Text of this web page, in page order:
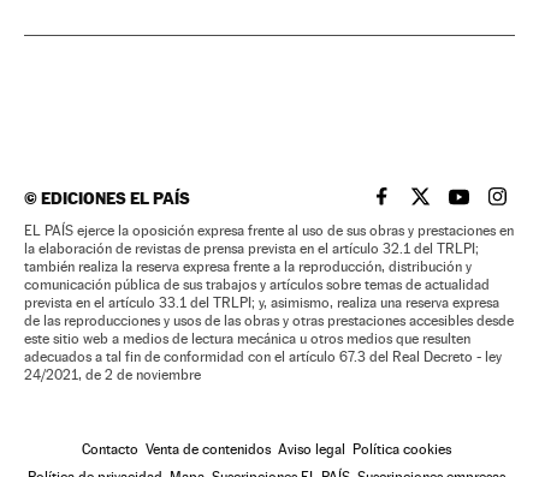
©EDICIONES EL PAÍS EL PAÍS BRASIL EN
EL PAÍSEL PAÍS
EL
EL PAÍS ejerce la oposición expresa frente al uso de sus obras y prestaciones en
la elaboración de revistas de prensa prevista en el artículo 32.1 del TRLPI;
también realiza la reserva expresa frente a la reproducción, distribución y
comunicación pública de sus trabajos y artículos sobre temas de actualidad
prevista en el artículo 33.1 del TRLPI; y, asimismo, realiza una reserva expresa
de las reproducciones y usos de las obras y otras prestaciones accesibles desde
este sitio web a medios de lectura mecánica u otros medios que resulten
adecuados a tal fin de conformidad con el artículo 67.3 del Real Decreto - ley
24/2021, de 2 de noviembre
Contacto Venta de contenidos Aviso legal
Política cookies